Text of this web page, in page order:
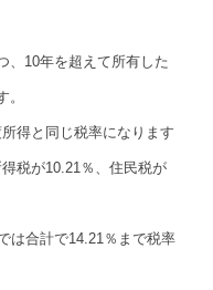
、10年を超えて所有した
得と同じ税率になります
税が10.21％、住民税が
は合計で14.21％まで税率